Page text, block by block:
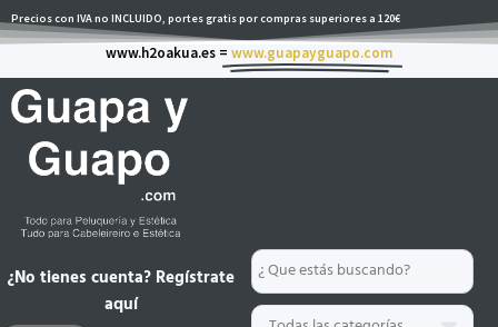
al
Precios con IVA no INCLUIDO, portes gratis por compras superiores a 120€
www.h2oakua.es = www.guapayguapo.com
Search
...
¿No tienes cuenta? Regístrate
aquí